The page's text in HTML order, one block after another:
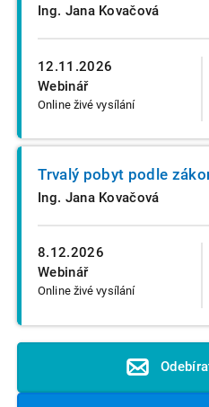
12.11.2026
Webinář
Online živé vysílání
Ing. Jana Kovačová
8.12.2026
Webinář
Online živé vysílání
Trvalý pobyt podle
Ing. Jana Kovačová